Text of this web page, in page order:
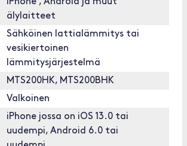
älylaitteet
Sähköinen lattialämmitys tai
vesikiertoinen
lämmitysjärjestelmä
MTS200HK, MTS200BHK
Valkoinen
iPhone jossa on iOS 13.0 tai
uudempi, Android 6.0 tai